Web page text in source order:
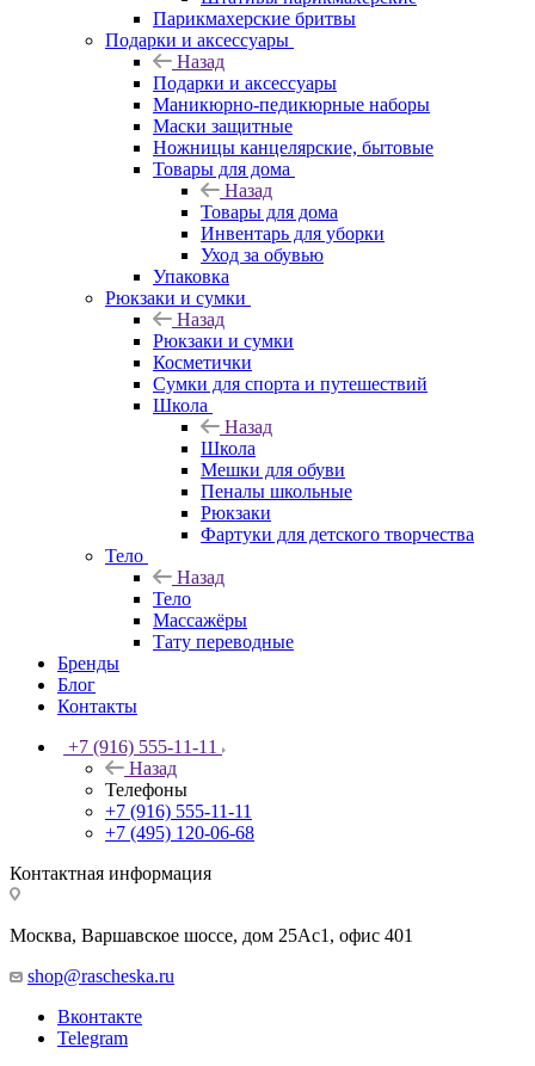
Парикмахерские бритвы
Подарки и аксессуары
Назад
Подарки и аксессуары
Маникюрно-педикюрные наборы
Маски защитные
Ножницы канцелярские, бытовые
Товары для дома
Назад
Товары для дома
Инвентарь для уборки
Уход за обувью
Упаковка
Рюкзаки и сумки
Назад
Рюкзаки и сумки
Косметички
Сумки для спорта и путешествий
Школа
Назад
Школа
Мешки для обуви
Пеналы школьные
Рюкзаки
Фартуки для детского творчества
Тело
Назад
Тело
Массажёры
Тату переводные
Бренды
Блог
Контакты
+7 (916) 555-11-11
Назад
Телефоны
+7 (916) 555-11-11
+7 (495) 120-06-68
Контактная информация
Москва, Варшавское шоссе, дом 25Аc1, офис 401
shop@rascheska.ru
Вконтакте
Telegram